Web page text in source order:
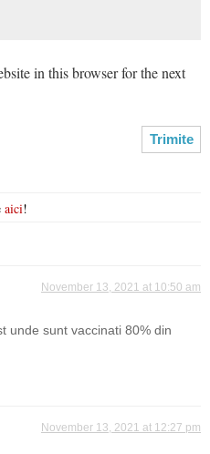
in this browser for the next
aici!
November 13, 2021 at 10:50 am
unde sunt vaccinati 80% din
November 13, 2021 at 12:27 pm